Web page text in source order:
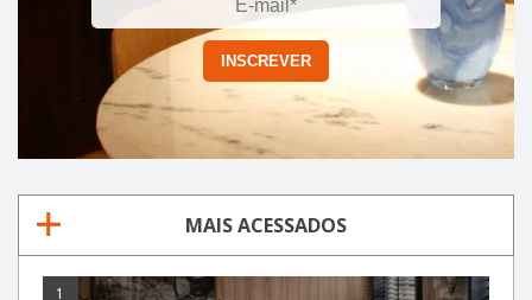
MAIS ACESSADOS
1